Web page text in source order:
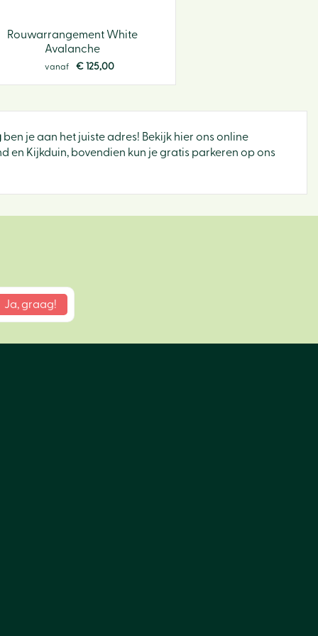
Rouwarrangement White
Avalanche
vanaf € 125,00
ben je aan het juiste adres! Bekijk hier ons online
Kijkduin, bovendien kun je gratis parkeren op ons